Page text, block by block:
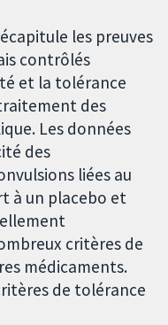
les preuves
contrôlés
et la tolérance
des
Les données
des
liées au
à un placebo et
critères de
médicaments.
de tolérance